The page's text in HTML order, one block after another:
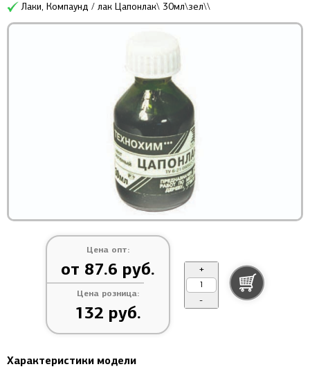
Лаки, Компаунд / лак Цапонлак\ 30мл\зел\\
Цена опт:
от 87.6 руб.
Цена розница:
132 руб.
+
-
Характеристики модели